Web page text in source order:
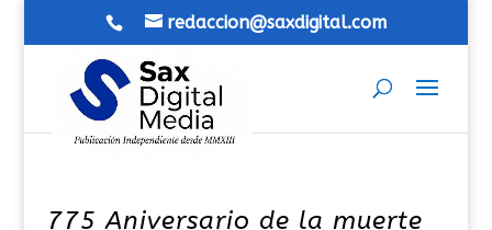
redaccion@saxdigital.com
775 Aniversario de la muerte